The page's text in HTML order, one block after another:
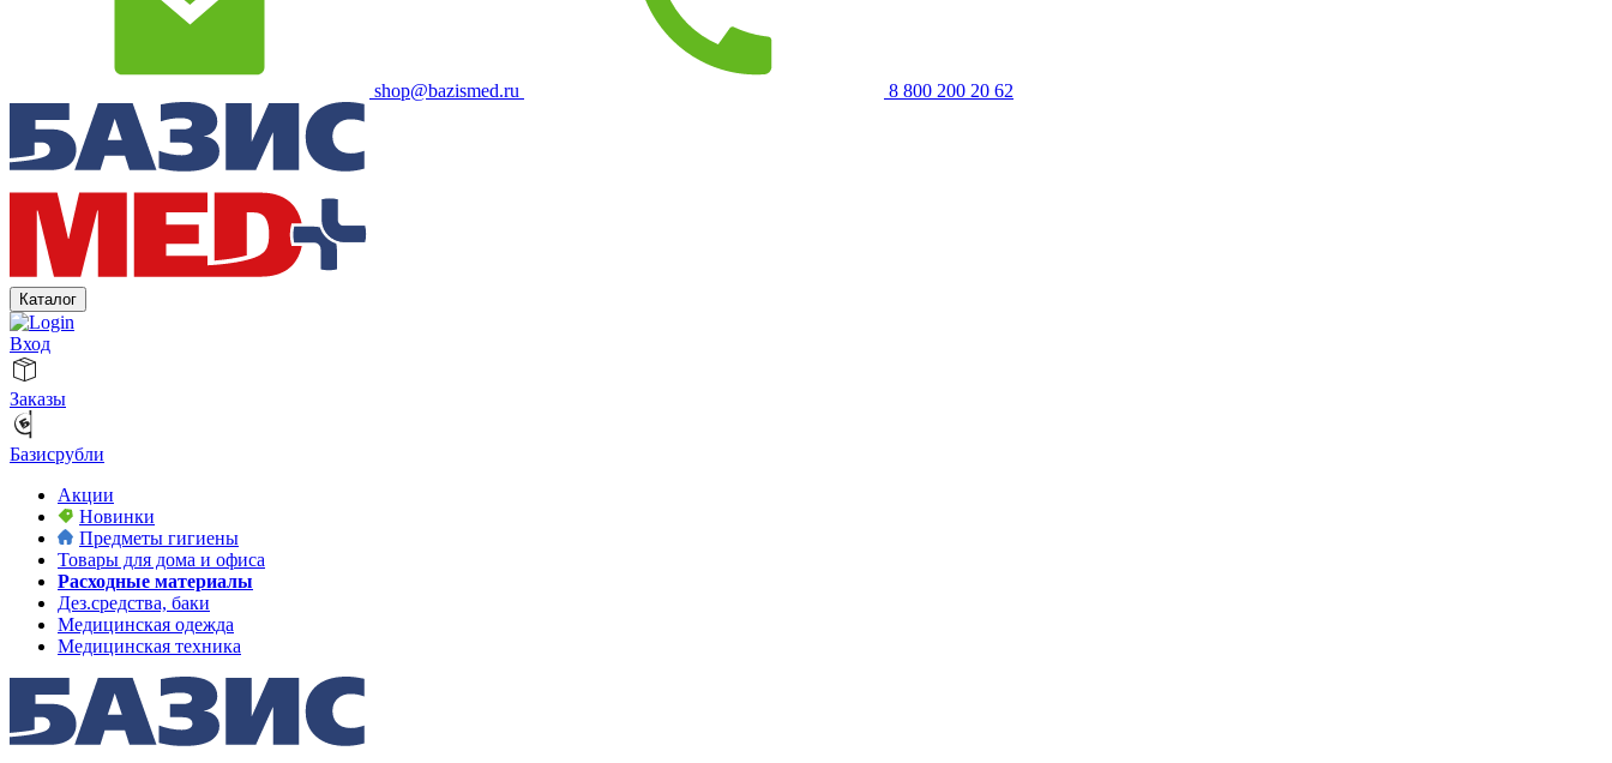
shop@bazismed.ru 8 800 200 20 62
Каталог
Вход
Заказы
Базисрубли
Акции
Новинки
Предметы гигиены
Товары для дома и офиса
Расходные материалы
Дез.средства, баки
Медицинская одежда
Медицинская техника